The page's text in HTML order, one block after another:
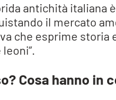
antichità
il mercato
esprime storia
Cosa hanno in